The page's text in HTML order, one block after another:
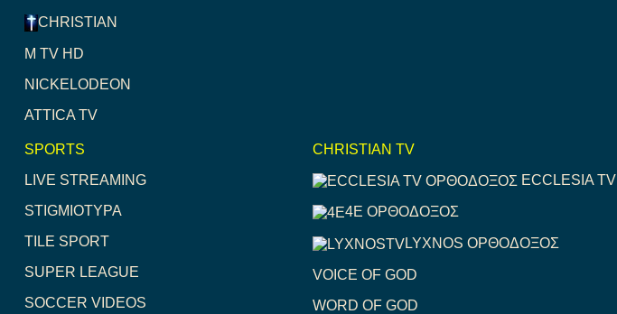
CHRISTIAN
M TV HD
NICKELODEON
ATTICA TV
SPORTS
LIVE STREAMING
STIGMIOTYPA
TILE SPORT
SUPER LEAGUE
SOCCER VIDEOS
CHRISTIAN TV
ECCLESIA TV
4E ΟΡΘΟΔΟΞΟΣ
LYXNOS ΟΡΘΟΔΟΞΟΣ
VOICE OF GOD
WORD OF GOD